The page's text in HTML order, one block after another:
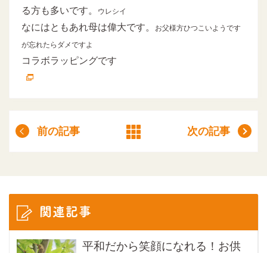
る方も多いです。
ウレシイ
なにはともあれ母は偉大です。
お父様方ひつこいようです
が忘れたらダメですよ
コラボラッピングです
前の記事 次の記事
関連記事
平和だから笑顔になれる！お供